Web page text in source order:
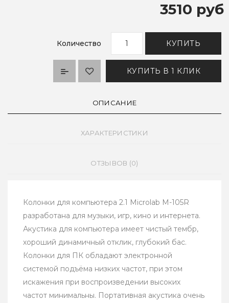
3510 руб
Количество КУПИТЬ
КУПИТЬ В 1 КЛИК
ОПИСАНИЕ
ХАРАКТЕРИСТИКИ
ОТЗЫВОВ (0)
Колонки для компьютера 2.1 Microlab M-105R
разработана для музыки, игр, кино и интернета.
Акустика для компьютера имеет чистый тембр,
хороший динамичный отклик, глубокий бас.
Колонки для ПК обладают электронной
системой подъёма низких частот, при этом
искажения при воспроизведении высоких
частот минимальны. Портативная акустика очень